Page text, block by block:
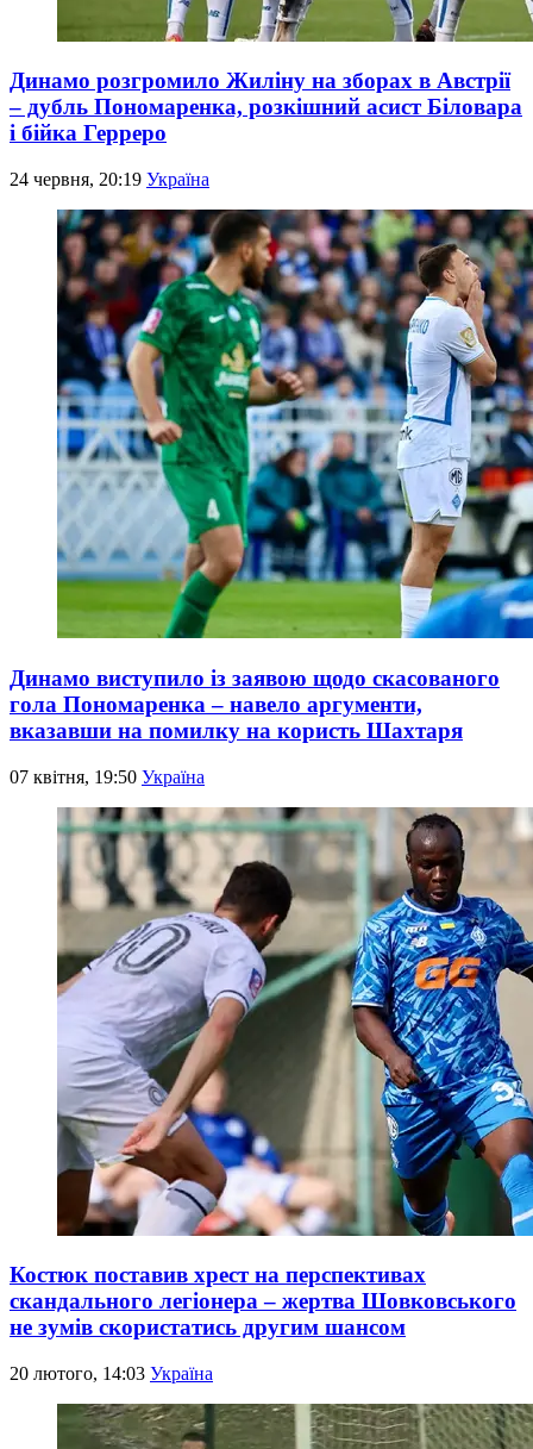
Динамо розгромило Жиліну на зборах в Австрії
– дубль Пономаренка, розкішний асист Біловара
і бійка Герреро
24 червня, 20:19 Україна
Динамо виступило із заявою щодо скасованого
гола Пономаренка – навело аргументи,
вказавши на помилку на користь Шахтаря
07 квітня, 19:50 Україна
Костюк поставив хрест на перспективах
скандального легіонера – жертва Шовковського
не зумів скористатись другим шансом
20 лютого, 14:03 Україна